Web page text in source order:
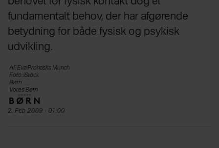
fundamentalt behov, der har afgørende
betydning for både fysisk og psykisk
udvikling.
Af: Eva Prohaska Munch
Foto: iStock
Børn
Vores Børn
2. Feb 2009 - 01:00